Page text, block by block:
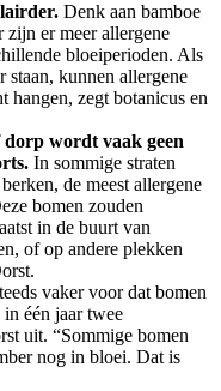
Denk aan bamboe
er meer allergene
bloeiperioden. Als
kunnen allergene
hangen, zegt botanicus en
wordt vaak geen
In sommige straten
de meest allergene
bomen zouden
in de buurt van
of op andere plekken
vaker voor dat bomen
in één jaar twee
uit. “Sommige bomen
nog in bloei. Dat is